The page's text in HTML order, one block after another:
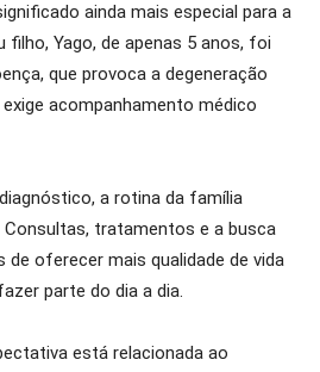
ainda mais especial para a
filho, Yago, de apenas 5 anos, foi
que provoca a degeneração
acompanhamento médico
a rotina da família
tratamentos e a busca
de oferecer mais qualidade de vida
parte do dia a dia.
está relacionada ao